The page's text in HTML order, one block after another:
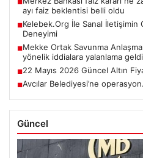
■
ayı faiz beklentisi belli oldu
■Kelebek.Org İle Sanal
Deneyimi
■Mekke Ortak Savunma
yönelik iddialara yalanlama geldi
■22 Mayıs 2026 Güncel Altın
■Avcılar Belediyesi’ne
Güncel